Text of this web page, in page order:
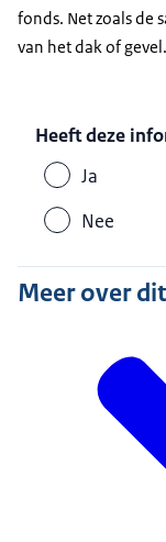
fonds. Net zoals de
van het dak of gevel.
Heeft deze
Ja
Nee
Meer over